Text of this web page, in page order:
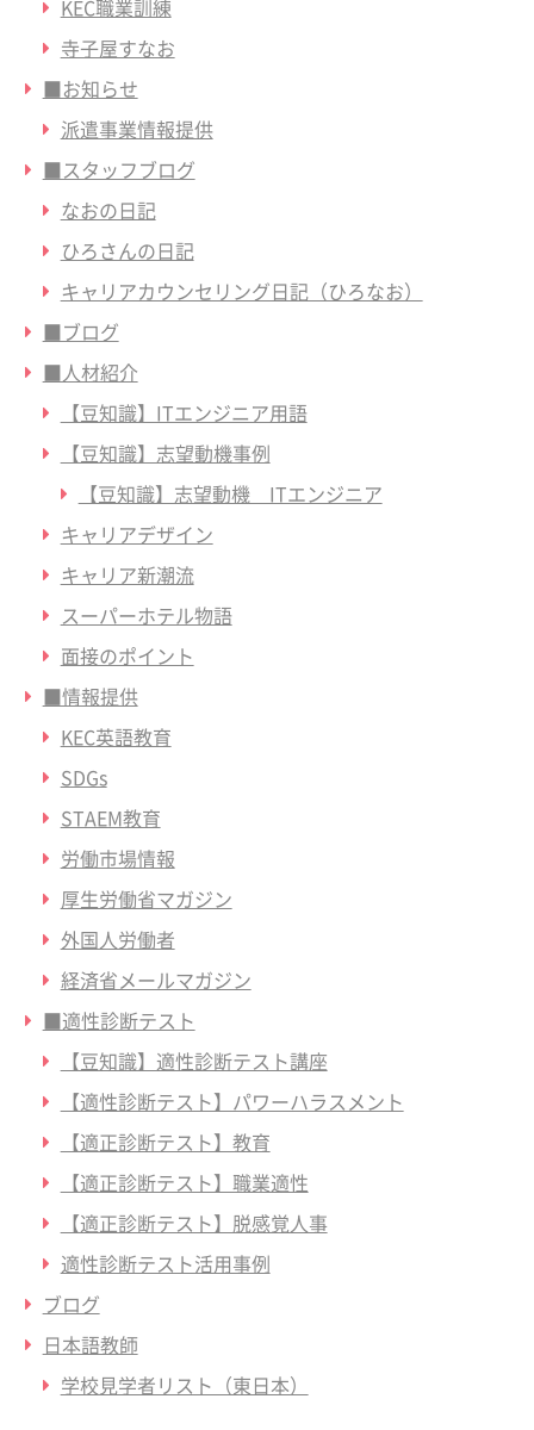
KEC職業訓練
寺子屋すなお
■お知らせ
派遣事業情報提供
■スタッフブログ
なおの日記
ひろさんの日記
キャリアカウンセリング日記（ひろなお）
■ブログ
■人材紹介
【豆知識】ITエンジニア用語
【豆知識】志望動機事例
【豆知識】志望動機 ITエンジニア
キャリアデザイン
キャリア新潮流
スーパーホテル物語
面接のポイント
■情報提供
KEC英語教育
SDGs
STAEM教育
労働市場情報
厚生労働省マガジン
外国人労働者
経済省メールマガジン
■適性診断テスト
【豆知識】適性診断テスト講座
【適性診断テスト】パワーハラスメント
【適正診断テスト】教育
【適正診断テスト】職業適性
【適正診断テスト】脱感覚人事
適性診断テスト活用事例
ブログ
日本語教師
学校見学者リスト（東日本）